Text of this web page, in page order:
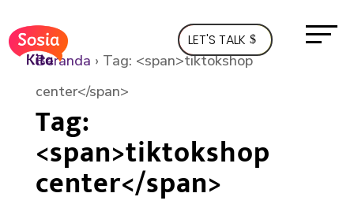
LET'S TALK
Beranda › Tag: <span>tiktokshop
center</span>
Tag:
<span>tiktokshop
center</span>